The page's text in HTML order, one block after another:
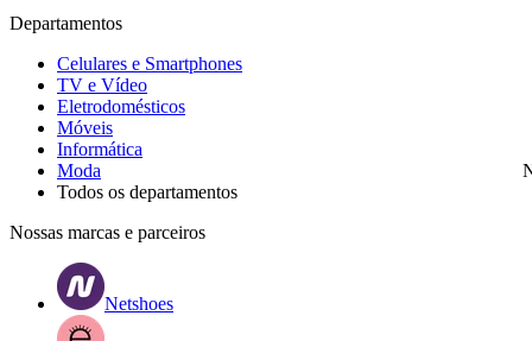
Departamentos
Celulares e Smartphones
TV e Vídeo
Eletrodomésticos
Móveis
Informática
Moda
Todos os departamentos
Nossas marcas e parceiros
Netshoes